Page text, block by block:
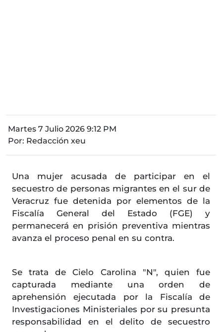
Martes 7 Julio 2026 9:12 PM
Por: Redacción xeu
Una mujer acusada de participar en el
secuestro de personas migrantes en el sur de
Veracruz fue detenida por elementos de la
Fiscalía General del Estado (FGE) y
permanecerá en prisión preventiva mientras
avanza el proceso penal en su contra.
Se trata de Cielo Carolina "N", quien fue
capturada mediante una orden de
aprehensión ejecutada por la Fiscalía de
Investigaciones Ministeriales por su presunta
responsabilidad en el delito de secuestro